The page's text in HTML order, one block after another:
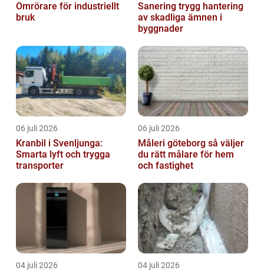
Omrörare för industriellt
bruk
Sanering trygg hantering
av skadliga ämnen i
byggnader
06 juli 2026
Kranbil i Svenljunga:
Smarta lyft och trygga
transporter
06 juli 2026
Måleri göteborg så väljer
du rätt målare för hem
och fastighet
04 juli 2026 04 juli 2026